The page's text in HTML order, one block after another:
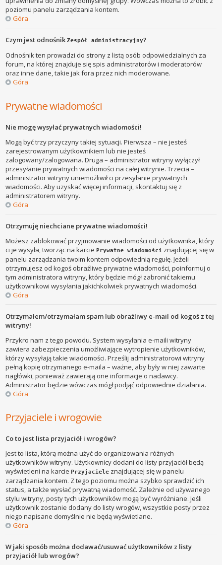
poziomu panelu zarządzania kontem.
Góra
Czym jest odnośnikZespół administracyjny?
Odnośnik ten prowadzi do strony z listą osób odpowiedzialnych za
forum, na której znajduje się spis administratorów i moderatorów
oraz inne dane, takie jak fora przez nich moderowane.
Góra
Prywatne wiadomości
Nie mogę wysyłać prywatnych wiadomości!
Mogą być trzy przyczyny takiej sytuacji. Pierwsza – nie jesteś
zarejestrowanym użytkownikiem lub nie jesteś
zalogowany/zalogowana. Druga – administrator witryny wyłączył
przesyłanie prywatnych wiadomości na całej witrynie. Trzecia –
administrator witryny uniemożliwił ci przesyłanie prywatnych
wiadomości. Aby uzyskać więcej informacji, skontaktuj się z
administratorem witryny.
Góra
Otrzymuję niechciane prywatne wiadomości!
Możesz zablokować przyjmowanie wiadomości od użytkownika, który
ci je wysyła, tworząc na karciePrywatne wiadomości znajdującej się w
panelu zarządzania twoim kontem odpowiednią regułę. Jeżeli
otrzymujesz od kogoś obraźliwe prywatne wiadomości, poinformuj o
tym administratora witryny, który będzie mógł zabronić takiemu
użytkownikowi wysyłania jakichkolwiek prywatnych wiadomości.
Góra
Otrzymałem/otrzymałam spam lub obraźliwy e-mail od kogoś z tej
witryny!
Przykro nam z tego powodu. System wysyłania e-maili witryny
zawiera zabezpieczenia umożliwiające wytropienie użytkowników,
którzy wysyłają takie wiadomości. Prześlij administratorowi witryny
pełną kopię otrzymanego e-maila – ważne, aby były w niej zawarte
nagłówki, ponieważ zawierają one informacje o nadawcy.
Administrator będzie wówczas mógł podjąć odpowiednie działania.
Góra
Przyjaciele i wrogowie
Co to jest lista przyjaciół i wrogów?
Jest to lista, którą można użyć do organizowania różnych
użytkowników witryny. Użytkownicy dodani do listy przyjaciół będą
wyświetleni na karciePrzyjaciele znajdującej się w panelu
zarządzania kontem. Z tego poziomu można szybko sprawdzić ich
status, a także wysłać prywatną wiadomość. Zależnie od używanego
stylu witryny, posty tych użytkowników mogą być wyróżniane. Jeśli
użytkownik zostanie dodany do listy wrogów, wszystkie posty przez
niego napisane domyślnie nie będą wyświetlane.
Góra
W jaki sposób można dodawać/usuwać użytkowników z listy
przyjaciół lub wrogów?